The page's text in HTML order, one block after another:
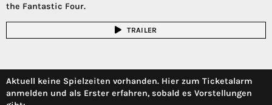
the Fantastic Four.
TRAILER
Aktuell keine Spielzeiten vorhanden. Hier zum Ticketalarm
anmelden und als Erster erfahren, sobald es Vorstellungen